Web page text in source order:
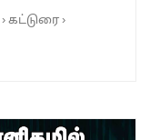
›கட்டுரை›